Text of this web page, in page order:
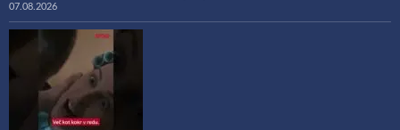
07.08.2026